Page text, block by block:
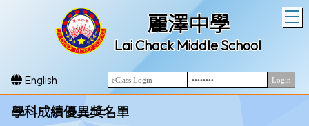
麗澤中學
Lai Chack Middle School
English
學科成績優異獎名單